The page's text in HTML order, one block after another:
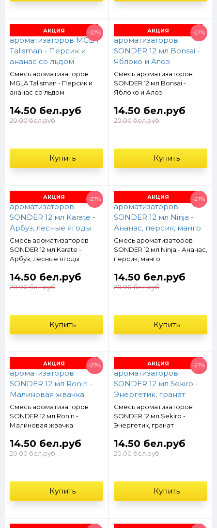
АКЦИЯ -27%
Смесь ароматизаторов
MGLA Talisman - Персик и
ананас со льдом
14.50 бел.руб
20.00 бел.руб
Купить
АКЦИЯ -27%
Смесь ароматизаторов
SONDER 12 мл Bonsai -
Яблоко и Алоэ
14.50 бел.руб
20.00 бел.руб
Купить
АКЦИЯ -27%
Смесь ароматизаторов
SONDER 12 мл Karate -
Арбуз, лесные ягоды
14.50 бел.руб
20.00 бел.руб
Купить
АКЦИЯ -27%
Смесь ароматизаторов
SONDER 12 мл Ninja - Ананас,
персик, манго
14.50 бел.руб
20.00 бел.руб
Купить
АКЦИЯ -27%
Смесь ароматизаторов
SONDER 12 мл Ronin -
Малиновая жвачка
14.50 бел.руб
20.00 бел.руб
Купить
АКЦИЯ -27%
Смесь ароматизаторов
SONDER 12 мл Sekiro -
Энергетик, гранат
14.50 бел.руб
20.00 бел.руб
Купить